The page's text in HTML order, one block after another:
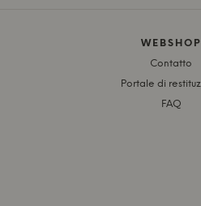
WEBSHOP
Contatto
Portale di
FAQ